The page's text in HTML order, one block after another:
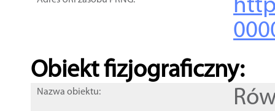
Obiekt fizjograficzny:
Nazwa obiektu: